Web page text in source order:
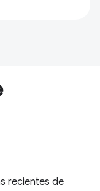
recientes de